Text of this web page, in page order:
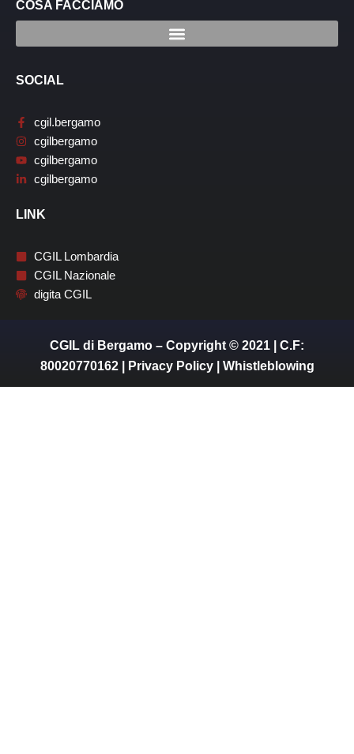
COSA FACCIAMO
SOCIAL
cgil.bergamo
cgilbergamo
cgilbergamo
cgilbergamo
LINK
CGIL Lombardia
CGIL Nazionale
digita CGIL
CGIL di Bergamo – Copyright © 2021 | C.F:
80020770162 |
Privacy Policy| Whistleblowing